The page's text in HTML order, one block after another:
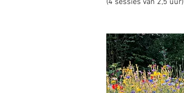
(4 sessies van 2,5 uur)